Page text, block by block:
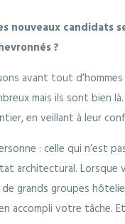
nouveaux candidats
?
avant tout
mais ils sont bien
en veillant à leur
: celle qui n’est
architectural. Lorsque
grands groupes
accompli votre tâche.